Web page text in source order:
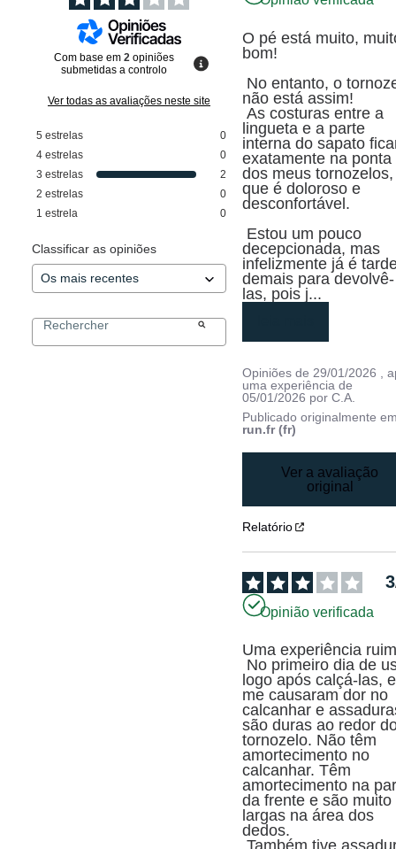
Com base em 2 opiniões
submetidas a controlo
Ver todas as avaliações neste site
5 estrelas
0
4 estrelas
0
3 estrelas
2
2 estrelas
0
1 estrela 0
Classificar as opiniões
O pé está muito,
bom!
não está assim!
As costuras entre a
lingueta e a parte
interna do sapato
exatamente na ponta
dos meus
que é doloroso e
desconfortável.
decepcionada, mas
infelizmente já é
demais para devolvê-
las, pois j...
Opiniões de 29/01/2026
,
uma experiência de
05/01/2026 porC.A.
Publicado originalmente
run.fr (fr)
Ver a avaliação
original
Relatório
3
Opinião verificada
Uma experiência
logo após calçá-las,
me causaram dor no
calcanhar e
são duras ao redor
tornozelo. Não têm
amortecimento no
calcanhar. Têm
amortecimento na
da frente e são muito
largas na área dos
dedos.